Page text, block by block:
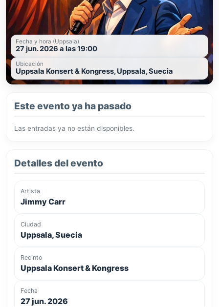
Fecha y hora (Uppsala)
27 jun. 2026 a las 19:00
Ubicación
Uppsala Konsert & Kongress, Uppsala, Suecia
Este evento ya ha pasado
Las entradas ya no están disponibles.
Detalles del evento
Artista
Jimmy Carr
Ciudad
Uppsala, Suecia
Recinto
Uppsala Konsert & Kongress
Fecha
27 jun. 2026